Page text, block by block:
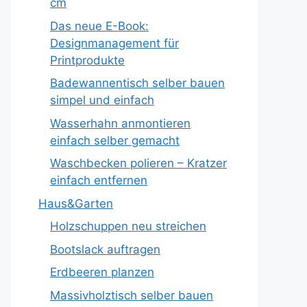
cm
Das neue E-Book:
Designmanagement für
Printprodukte
Badewannentisch selber bauen
simpel und einfach
Wasserhahn anmontieren
einfach selber gemacht
Waschbecken polieren – Kratzer
einfach entfernen
Haus&Garten
Holzschuppen neu streichen
Bootslack auftragen
Erdbeeren planzen
Massivholztisch selber bauen